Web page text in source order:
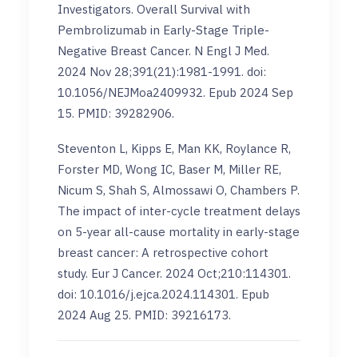
Investigators. Overall Survival with
Pembrolizumab in Early-Stage Triple-
Negative Breast Cancer. N Engl J Med.
2024 Nov 28;391(21):1981-1991. doi:
10.1056/NEJMoa2409932. Epub 2024 Sep
15. PMID: 39282906.
Steventon L, Kipps E, Man KK, Roylance R,
Forster MD, Wong IC, Baser M, Miller RE,
Nicum S, Shah S, Almossawi O, Chambers P.
The impact of inter-cycle treatment delays
on 5-year all-cause mortality in early-stage
breast cancer: A retrospective cohort
study. Eur J Cancer. 2024 Oct;210:114301.
doi: 10.1016/j.ejca.2024.114301. Epub
2024 Aug 25. PMID: 39216173.